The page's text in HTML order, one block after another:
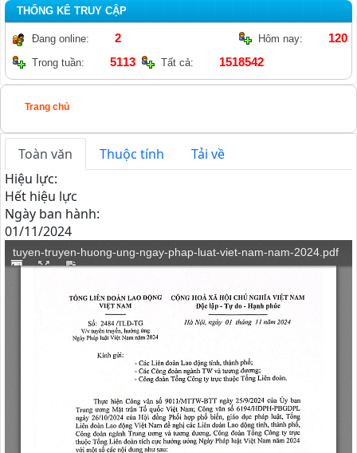
THỐNG KÊ TRUY CẬP
Đang online: 2 Hôm nay: 120
Trong tuần: 5113 Tất cả: 1518542
Trang chủ
Toàn văn Thuộc tính
Tải về
Hiệu lực:
Hết hiệu lực
Ngày ban hành:
01/11/2024